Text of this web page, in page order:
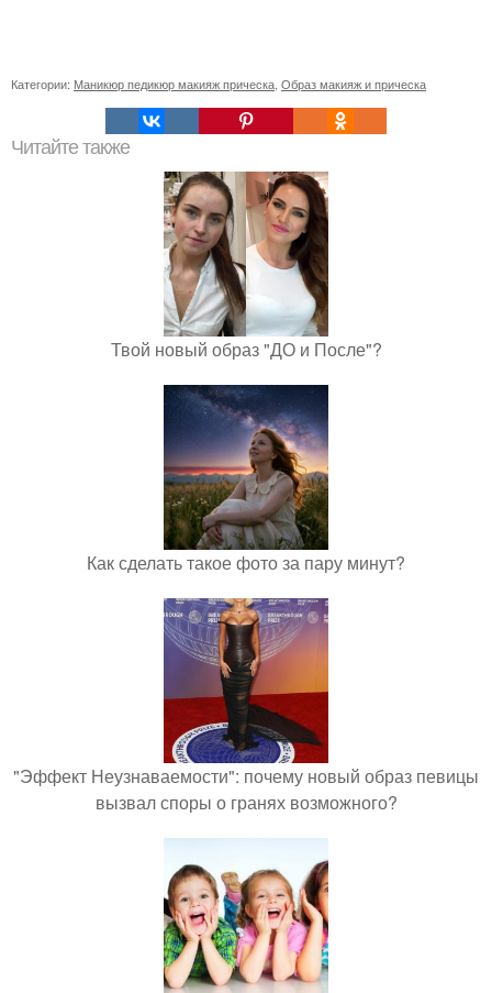
Категории: Маникюр педикюр макияж прическа, Образ макияж и прическа
Читайте также
Твой новый образ "ДО и После"?
Как сделать такое фото за пару минут?
"Эффект Неузнаваемости": почему новый образ певицы
вызвал споры о гранях возможного?